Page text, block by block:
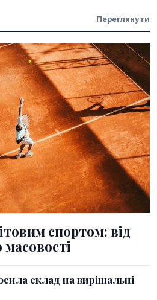
Переглянути
спортом: від
масовості
склад на вирішальні